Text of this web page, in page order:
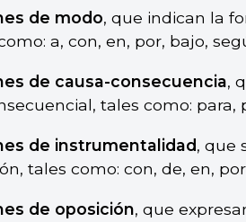
de modo, que indican la
a, con, en, por, bajo,
de causa-consecuencia,
tales como: para,
de instrumentalidad, que
tales como: con, de, en,
de oposición, que